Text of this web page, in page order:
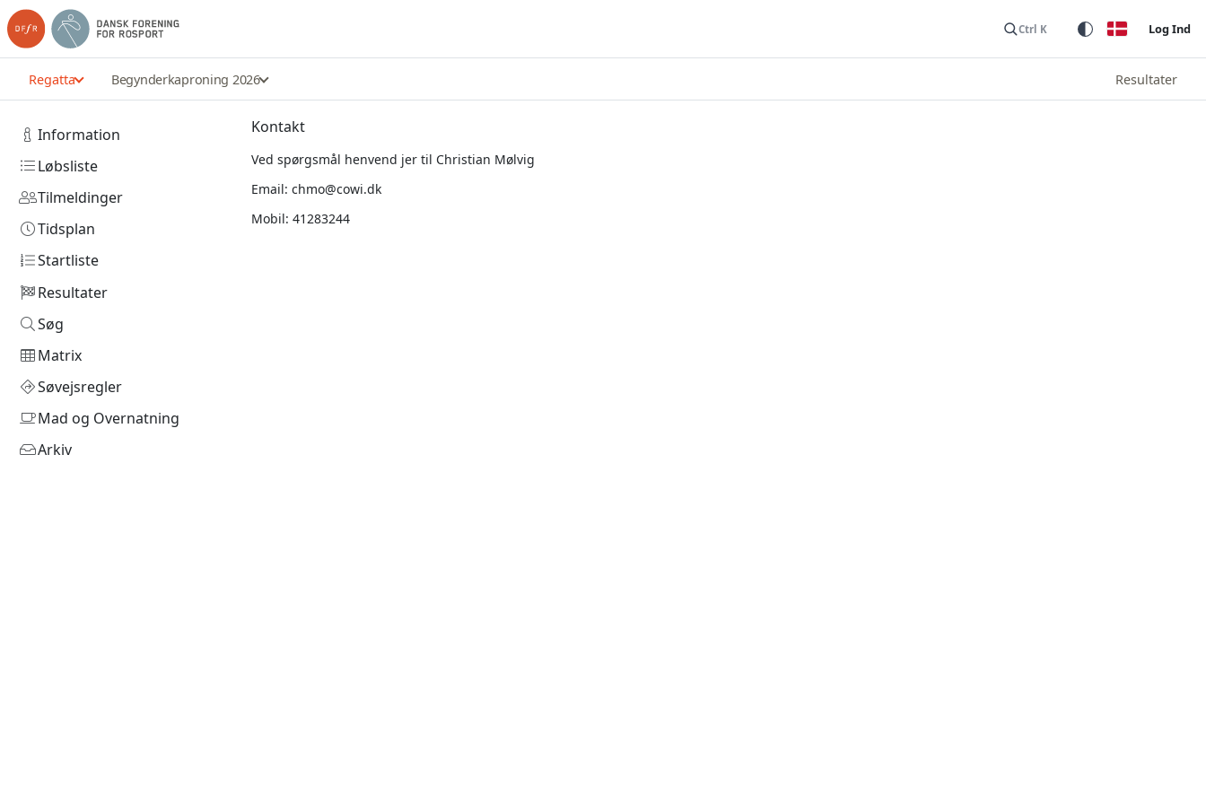
Ctrl K Log Ind
Regatta Begynderkaproning 2026 Resultater
Information
Løbsliste
Tilmeldinger
Tidsplan
Startliste
Resultater
Søg
Matrix
Søvejsregler
Mad og Overnatning
Arkiv
Kontakt
Ved spørgsmål henvend jer til Christian Mølvig
Email: chmo@cowi.dk
Mobil: 41283244